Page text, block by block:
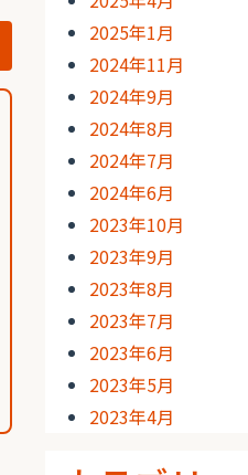
2025年1月
2024年11月
2024年9月
2024年8月
2024年7月
2024年6月
2023年10月
2023年9月
2023年8月
2023年7月
2023年6月
2023年5月
2023年4月